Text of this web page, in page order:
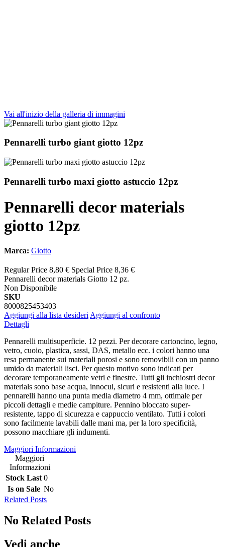
Vai all'inizio della galleria di immagini
Pennarelli turbo giant giotto 12pz
Pennarelli turbo maxi giotto astuccio 12pz
Pennarelli decor materials
giotto 12pz
Marca: Giotto
Regular Price 8,80 € Special Price 8,36 €
Pennarelli decor materials Giotto 12 pz.
Non Disponibile
SKU
8000825453403
Aggiungi alla lista desideri Aggiungi al confronto
Dettagli
Pennarelli multisuperficie. 12 pezzi. Per decorare cartoncino, legno,
vetro, cuoio, plastica, sassi, DAS, metallo ecc. i colori hanno una
resa permanente sui materiali porosi e sono removibili con un panno
umido da materiali lisci. Per questo motivo sono indicati per
decorare temporaneamente vetri e finestre. Tutti gli inchiostri decor
materials sono base acqua, innocui, sicuri e resistenti alla luce. I
pennarelli hanno una punta media diametro 4 mm, ottimale per
piccoli dettagli e medie campiture. Pennino bloccato super-
resistente, tappo di sicurezza e cappuccio ventilato. Tutti i colori
sono facilmente lavabili dalle mani ma, per la loro specificità,
possono macchiare gli indumenti.
Maggiori Informazioni
Maggiori
Informazioni
Stock Last 0
Is on Sale No
Related Posts
No Related Posts
Vedi anche